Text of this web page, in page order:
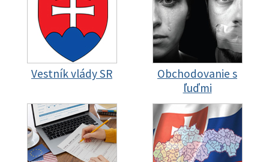
Vestník vlády SR
Obchodovanie s
ľuďmi